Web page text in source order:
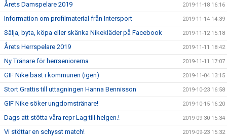
Årets Damspelare 2019 2019-11-18 16:16
Information om profilmaterial från Intersport 2019-11-14 14:39
Sälja, byta, köpa eller skänka Nikekläder på Facebook 2019-11-12 15:18
Årets Herrspelare 2019 2019-11-11 18:42
Ny Tränare för herrseniorerna 2019-11-11 17:07
GIF Nike bäst i kommunen (igen) 2019-11-04 13:15
Stort Grattis till uttagningen Hanna Bennisson 2019-10-23 16:58
GIF Nike söker ungdomstränare! 2019-10-15 16:20
Dags att stötta våra repr Lag till helgen.! 2019-09-30 15:34
Vi stöttar en schysst match! 2019-09-23 15:32